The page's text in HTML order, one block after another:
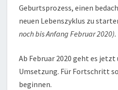
Geburtsprozess, einen
neuen Lebenszyklus zu
noch bis Anfang Februar 2020).
Ab Februar 2020 geht es jetzt
Umsetzung. Für Fortschritt
beginnen.